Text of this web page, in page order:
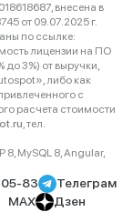
внесена в
от 09.07.2025 г.
по ссылке:
лицензии на ПО
до 3%) от выручки,
либо как
с
расчета стоимости
, тел.
8, MySQL 8, Angular,
83
Телеграм
MAX
Дзен